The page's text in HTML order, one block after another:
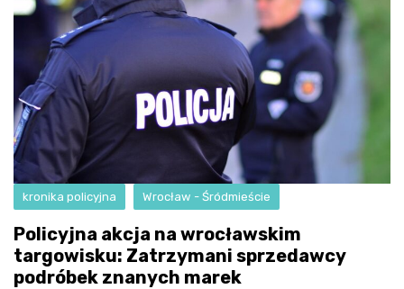
kronika policyjna Wrocław - Śródmieście
Policyjna akcja na wrocławskim
targowisku: Zatrzymani sprzedawcy
podróbek znanych marek